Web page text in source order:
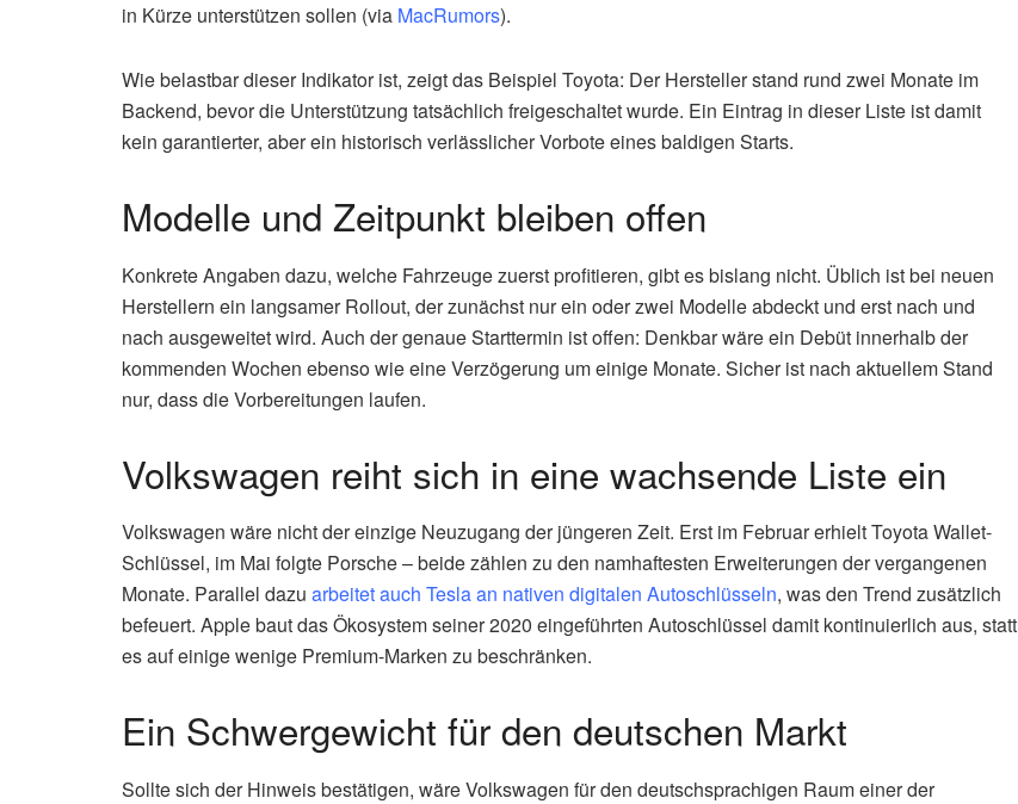
in Kürze unterstützen sollen (via MacRumors).
Wie belastbar dieser Indikator ist, zeigt das Beispiel Toyota: Der Hersteller stand rund zwei Monate im
Backend, bevor die Unterstützung tatsächlich freigeschaltet wurde. Ein Eintrag in dieser Liste ist damit
kein garantierter, aber ein historisch verlässlicher Vorbote eines baldigen Starts.
Modelle und Zeitpunkt bleiben offen
Konkrete Angaben dazu, welche Fahrzeuge zuerst profitieren, gibt es bislang nicht. Üblich ist bei neuen
Herstellern ein langsamer Rollout, der zunächst nur ein oder zwei Modelle abdeckt und erst nach und
nach ausgeweitet wird. Auch der genaue Starttermin ist offen: Denkbar wäre ein Debüt innerhalb der
kommenden Wochen ebenso wie eine Verzögerung um einige Monate. Sicher ist nach aktuellem Stand
nur, dass die Vorbereitungen laufen.
Volkswagen reiht sich in eine wachsende Liste ein
Volkswagen wäre nicht der einzige Neuzugang der jüngeren Zeit. Erst im Februar erhielt Toyota Wallet-
Schlüssel, im Mai folgte Porsche – beide zählen zu den namhaftesten Erweiterungen der vergangenen
Monate. Parallel dazu arbeitet auch Tesla an nativen digitalen Autoschlüsseln, was den Trend zusätzlich
befeuert. Apple baut das Ökosystem seiner 2020 eingeführten Autoschlüssel damit kontinuierlich aus, statt
es auf einige wenige Premium-Marken zu beschränken.
Ein Schwergewicht für den deutschen Markt
Sollte sich der Hinweis bestätigen, wäre Volkswagen für den deutschsprachigen Raum einer der